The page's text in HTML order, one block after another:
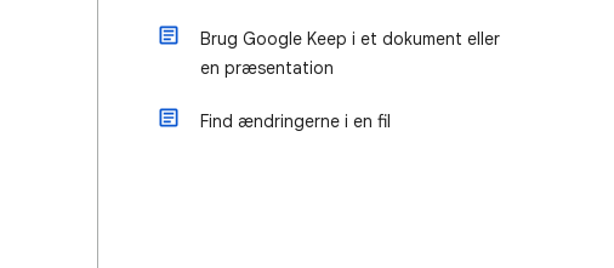
Brug Google Keep i et dokument eller
en præsentation
Find ændringerne i en fil